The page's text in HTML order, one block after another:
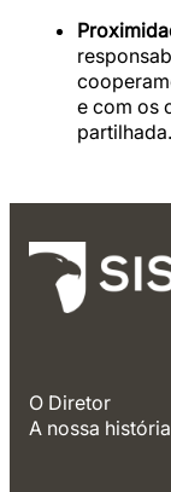
e com os
partilhada.
O Diretor
A nossa história